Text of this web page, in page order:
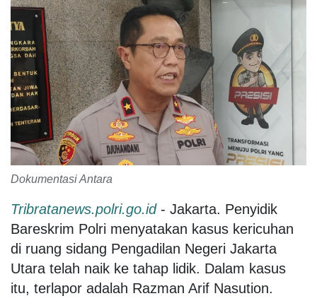
Dokumentasi Antara
Tribratanews.polri.go.id - Jakarta. Penyidik
Bareskrim Polri menyatakan kasus kericuhan
di ruang sidang Pengadilan Negeri Jakarta
Utara telah naik ke tahap lidik. Dalam kasus
itu, terlapor adalah Razman Arif Nasution.